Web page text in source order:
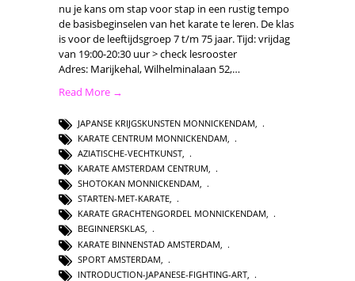
nu je kans om stap voor stap in een rustig tempo
de basisbeginselen van het karate te leren. De klas
is voor de leeftijdsgroep 7 t/m 75 jaar. Tijd: vrijdag
van 19:00-20:30 uur > check lesrooster
Adres: Marijkehal, Wilhelminalaan 52,…
Read More →
JAPANSE KRIJGSKUNSTEN MONNICKENDAM,
KARATE CENTRUM MONNICKENDAM,
AZIATISCHE-VECHTKUNST,
KARATE AMSTERDAM CENTRUM,
SHOTOKAN MONNICKENDAM,
STARTEN-MET-KARATE,
KARATE GRACHTENGORDEL MONNICKENDAM,
BEGINNERSKLAS,
KARATE BINNENSTAD AMSTERDAM
SPORT AMSTERDAM
INTRODUCTION-JAPANESE-FIGHTING-ART